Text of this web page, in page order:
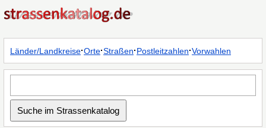
Länder/Landkreise·Orte·Straßen·Postleitzahlen·Vorwahlen